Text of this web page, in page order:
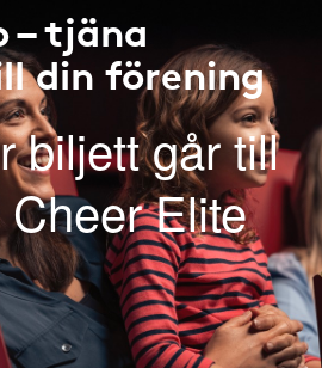
– tjäna
din förening
biljett går till
Elite